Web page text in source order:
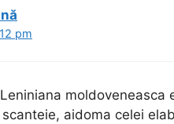
pm
aidoma celei